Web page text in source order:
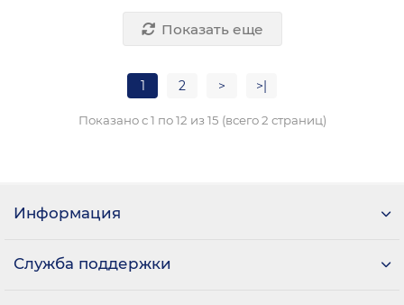
Показать еще
1 2 > >|
Показано с 1 по 12 из 15 (всего 2 страниц)
Информация
Служба поддержки